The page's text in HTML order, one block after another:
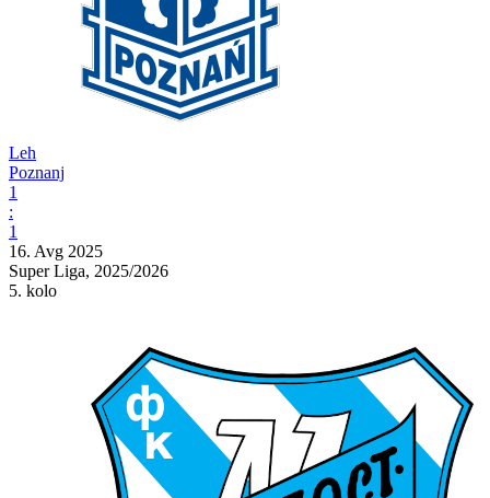
Leh
Poznanj
1
:
1
16. Avg 2025
Super Liga, 2025/2026
5. kolo